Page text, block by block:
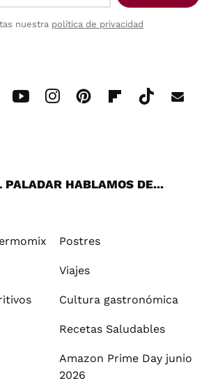
nuestra política de privacidad
PALADAR HABLAMOS DE...
Postres
Viajes
Cultura gastronómica
Recetas Saludables
Amazon Prime Day junio
2026